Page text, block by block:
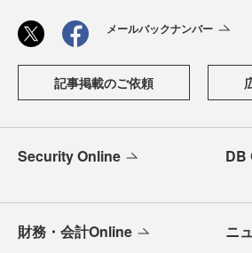
メールバックナンバー
記事掲載のご依頼
Security Online DB
財務・会計Online ニ